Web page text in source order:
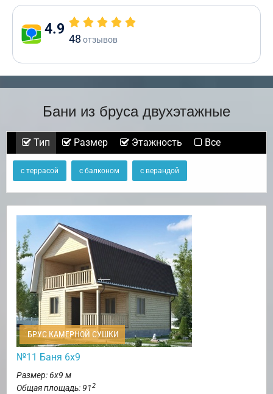
4.9
48 отзывов
Бани из бруса двухэтажные
Тип Размер Этажность Все
с террасой с балконом с верандой
БРУС КАМЕРНОЙ СУШКИ
№11 Баня 6х9
Размер: 6х9 м
Общая площадь: 912